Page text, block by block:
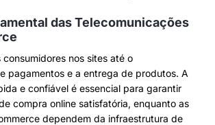
das Telecomunicações
nos sites até o
pagamentos e a entrega de produtos. A
e confiável é essencial para garantir
compra online satisfatória, enquanto as
dependem da infraestrutura de